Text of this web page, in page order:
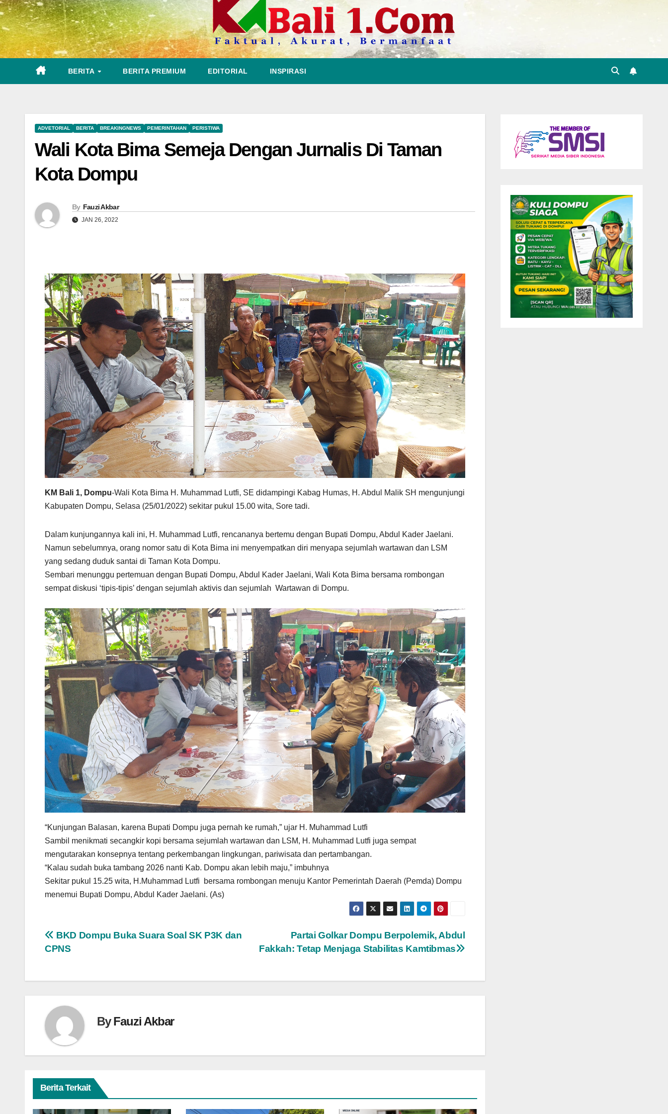
BERITA BERITA PREMIUM EDITORIAL INSPIRASI
ADVETORIAL BERITA BREAKINGNEWS PEMERINTAHAN PERISTIWA
Wali Kota Bima Semeja Dengan Jurnalis Di Taman
Kota Dompu
By Fauzi Akbar
JAN 26, 2022
KM Bali 1, Dompu-Wali Kota Bima H. Muhammad Lutfi, SE didampingi Kabag Humas, H. Abdul Malik SH mengunjungi
Kabupaten Dompu, Selasa (25/01/2022) sekitar pukul 15.00 wita, Sore tadi.
Dalam kunjungannya kali ini, H. Muhammad Lutfi, rencananya bertemu dengan Bupati Dompu, Abdul Kader Jaelani.
Namun sebelumnya, orang nomor satu di Kota Bima ini menyempatkan diri menyapa sejumlah wartawan dan LSM
yang sedang duduk santai di Taman Kota Dompu.
Sembari menunggu pertemuan dengan Bupati Dompu, Abdul Kader Jaelani, Wali Kota Bima bersama rombongan
sempat diskusi ‘tipis-tipis’ dengan sejumlah aktivis dan sejumlah Wartawan di Dompu.
“Kunjungan Balasan, karena Bupati Dompu juga pernah ke rumah,” ujar H. Muhammad Lutfi
Sambil menikmati secangkir kopi bersama sejumlah wartawan dan LSM, H. Muhammad Lutfi juga sempat
mengutarakan konsepnya tentang perkembangan lingkungan, pariwisata dan pertambangan.
“Kalau sudah buka tambang 2026 nanti Kab. Dompu akan lebih maju,” imbuhnya
Sekitar pukul 15.25 wita, H.Muhammad Lutfi bersama rombongan menuju Kantor Pemerintah Daerah (Pemda) Dompu
menemui Bupati Dompu, Abdul Kader Jaelani. (As)
Navigasi
Partai Golkar Dompu Berpolemik, Abdul
Fakkah: Tetap Menjaga Stabilitas Kamtibmas
BKD Dompu Buka Suara Soal SK P3K dan
CPNS
ByFauzi Akbar
Berita Terkait